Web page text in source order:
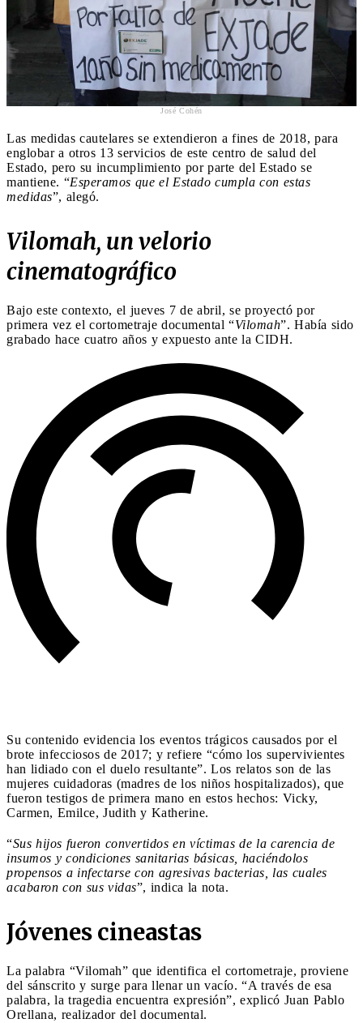
José Cohén
Las medidas cautelares se extendieron a fines de 2018, para
englobar a otros 13 servicios de este centro de salud del
Estado, pero su incumplimiento por parte del Estado se
mantiene. “Esperamos que el Estado cumpla con estas
medidas”, alegó.
Vilomah, un velorio
cinematográfico
Bajo este contexto, el jueves 7 de abril, se proyectó por
primera vez el cortometraje documental “Vilomah”. Había sido
grabado hace cuatro años y expuesto ante la CIDH.
Su contenido evidencia los eventos trágicos causados por el
brote infecciosos de 2017; y refiere “cómo los supervivientes
han lidiado con el duelo resultante”. Los relatos son de las
mujeres cuidadoras (madres de los niños hospitalizados), que
fueron testigos de primera mano en estos hechos: Vicky,
Carmen, Emilce, Judith y Katherine.
“Sus hijos fueron convertidos en víctimas de la carencia de
insumos y condiciones sanitarias básicas, haciéndolos
propensos a infectarse con agresivas bacterias, las cuales
acabaron con sus vidas”, indica la nota.
Jóvenes cineastas
La palabra “Vilomah” que identifica el cortometraje, proviene
del sánscrito y surge para llenar un vacío. “A través de esa
palabra, la tragedia encuentra expresión”, explicó Juan Pablo
Orellana, realizador del documental.